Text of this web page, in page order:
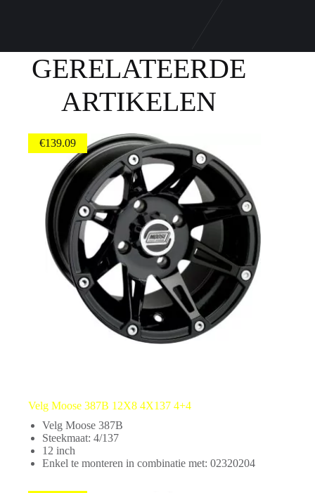
GERELATEERDE
ARTIKELEN
Velg Moose 387B 12X8 4X137 4+4
€139.09
Velg Moose 387B
Steekmaat: 4/137
12 inch
Enkel te monteren in combinatie met: 02320204